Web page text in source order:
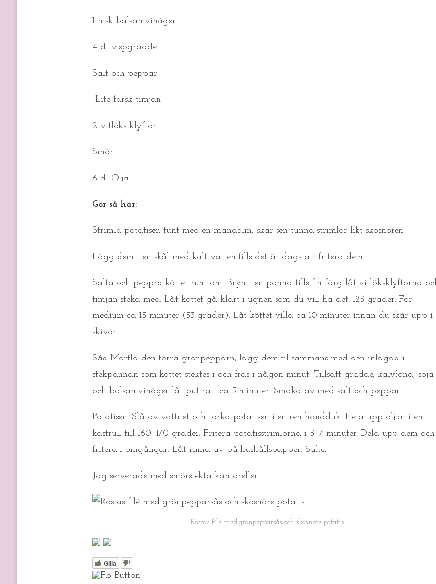
1 msk balsamvinäger
4 dl vispgrädde
Salt och peppar
Lite färsk timjan
2 vitlöks klyftor
Smör
6 dl Olja
Gör så här:
Strimla potatisen tunt med en mandolin, skär sen tunna strimlor likt skosnören.
Lägg dem i en skål med kalt vatten tills det är dags att fritera dem.
Salta och peppra köttet runt om. Bryn i en panna tills fin färg låt vitlöksklyftorna
timjan steka med. Låt köttet gå klart i ugnen som du vill ha det. 125 grader. För
medium ca 15 minuter (53 grader). Låt köttet villa ca 10 minuter innan du skär upp i
skivor
Sås: Mortla den torra grönpepparn, lägg dem tillsammans med den inlagda i
stekpannan som köttet stektes i och fräs i någon minut. Tillsätt grädde, kalvfond, soja
och balsamvinäger låt puttra i ca 5 minuter. Smaka av med salt och peppar
Potatisen: Slå av vattnet och torka potatisen i en ren handduk. Heta upp oljan i en
kastrull till 160–170 grader. Fritera potatisstrimlorna i 5–7 minuter. Dela upp dem och
fritera i omgångar. Låt rinna av på hushållspapper. Salta.
Jag serverade med smörstekta kantareller.
Rostas filé med grönpepparsås och skosnöre potatis
Gilla